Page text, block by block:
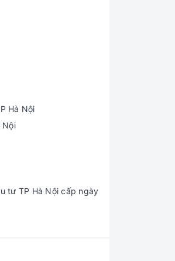
Hà Nội
Nội
tư TP Hà Nội cấp ngày